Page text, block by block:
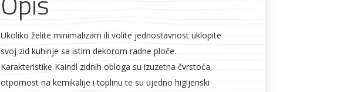
Rasvjeta Boje i lakovi
Ukoliko želite minimalizam ili volite jednostavnost uklopite
svoj zid kuhinje sa istim dekorom radne ploče.
Karakteristike Kaindl zidnih obloga su izuzetna čvrstoća,
otpornost na kemikalije i toplinu te su ujedno higijenski